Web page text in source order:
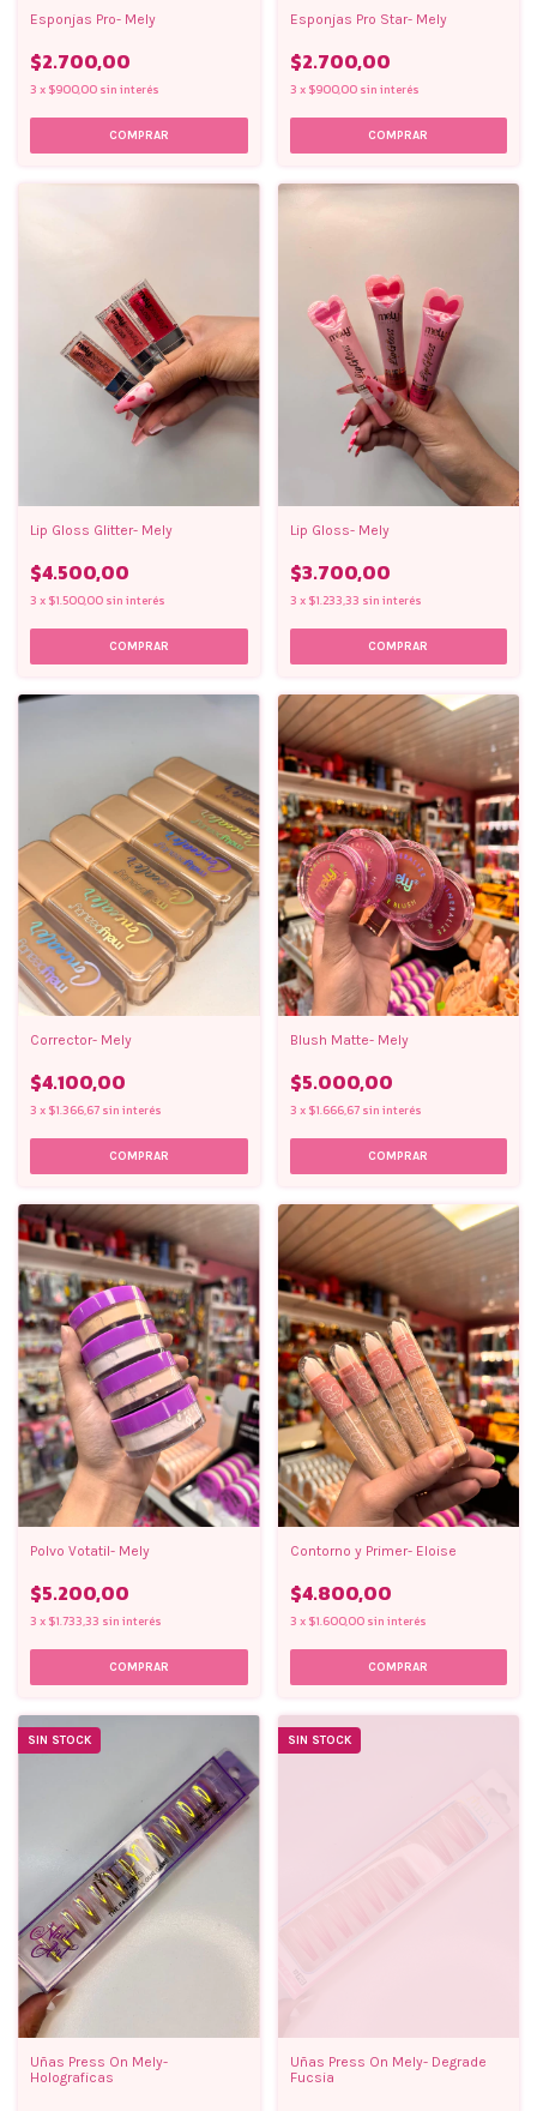
Esponjas Pro- Mely
$2.700,00
3 x $900,00 sin interés
Esponjas Pro Star- Mely
$2.700,00
3 x $900,00 sin interés
Lip Gloss Glitter- Mely
$4.500,00
3 x $1.500,00 sin interés
COMPRAR
Lip Gloss- Mely
$3.700,00
3 x $1.233,33 sin interés
COMPRAR
Corrector- Mely
$4.100,00
3 x $1.366,67 sin interés
COMPRAR
Blush Matte- Mely
$5.000,00
3 x $1.666,67 sin interés
COMPRAR
Polvo Votatil- Mely
$5.200,00
3 x $1.733,33 sin interés
COMPRAR
Contorno y Primer- Eloise
$4.800,00
3 x $1.600,00 sin interés
COMPRAR
SIN STOCK
Uñas Press On Mely-
Holograficas
SIN STOCK
Uñas Press On Mely- Degrade
Fucsia